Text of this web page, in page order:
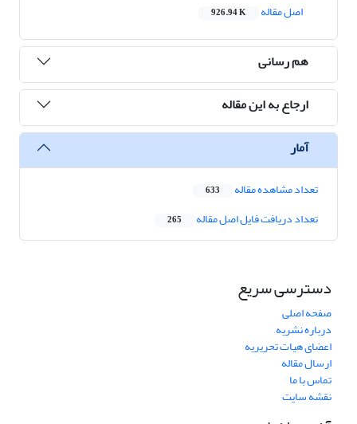
اصل مقاله
926.94 K
هم رسانی
ارجاع به این مقاله
آمار
تعداد مشاهده مقاله 633
تعداد دریافت فایل اصل مقاله 265
دسترسی سریع
صفحه اصلی
درباره نشریه
اعضای هیات تحریریه
ارسال مقاله
تماس با ما
نقشه سایت